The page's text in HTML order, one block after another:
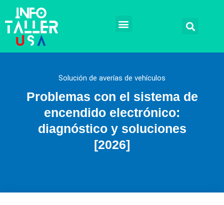
contenido
Solución de averías de vehículos
Problemas con el sistema de
encendido electrónico:
diagnóstico y soluciones
[2026]